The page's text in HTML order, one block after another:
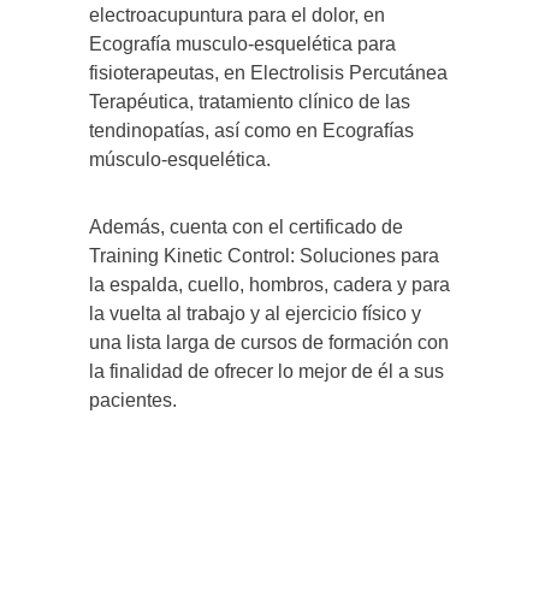
electroacupuntura para el dolor, en
Ecografía musculo-esquelética para
fisioterapeutas, en Electrolisis Percutánea
Terapéutica, tratamiento clínico de las
tendinopatías, así como en Ecografías
músculo-esquelética.
Además, cuenta con el certificado de
Training Kinetic Control: Soluciones para
la espalda, cuello, hombros, cadera y para
la vuelta al trabajo y al ejercicio físico y
una lista larga de cursos de formación con
la finalidad de ofrecer lo mejor de él a sus
pacientes.